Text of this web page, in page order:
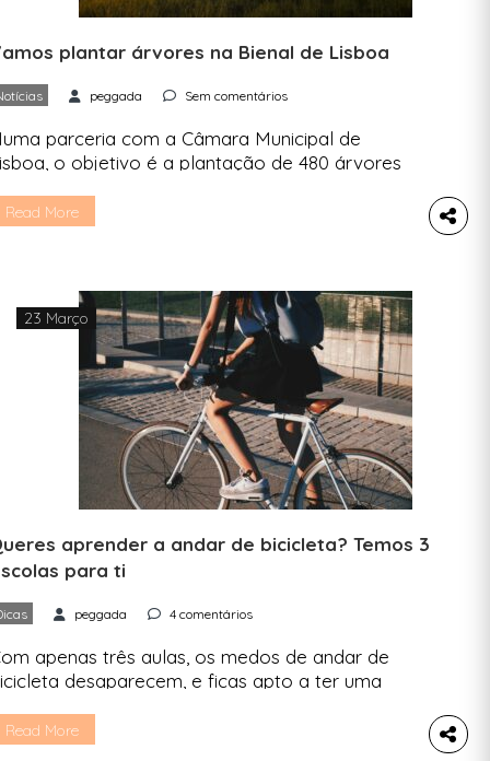
plantar árvores na Bienal de Lisboa
peggada Sem comentários
parceria com a Câmara Municipal de
o objetivo é a plantação de 480 árvores
“A Defesa da Natureza” está de
Read More
23 Março
aprender a andar de bicicleta? Temos 3
para ti
peggada 4 comentários
apenas três aulas, os medos de andar de
desaparecem, e ficas apto a ter uma
já em março mas nunca é tarde para
Read More